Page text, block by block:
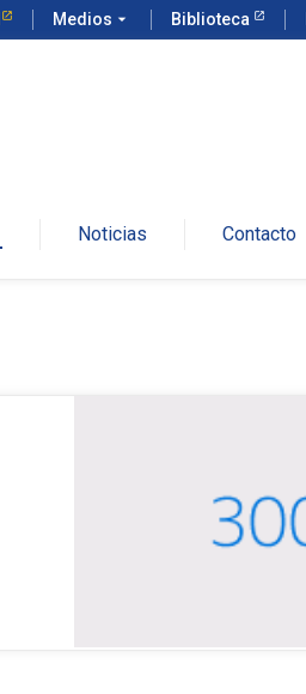
Medios arrow_drop_down Biblioteca
Noticias Contacto